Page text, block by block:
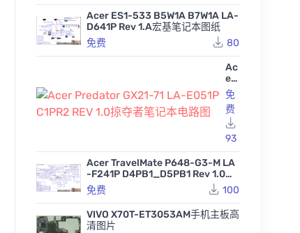
华为P40 HN3ANNAM手
机点位图BVR
免费
OnePlus 7Pro-2ED103-0
手机主板点位图BVR
495
免费
Acer ES1-533 B5W1A B7W1A LA-
D641P Rev 1.A宏基笔记本图纸
免费
80
Ac
er
Pr
ed
at
or
GX
21
-7
1 L
A-
E0
51
P
免
费
93
Acer TravelMate P648-G3-M LA
-F241P D4PB1_D5PB1 Rev 1.0宏
基笔记本图纸
免费 100
VIVO X70T-ET3053AM手机主板高
清图片